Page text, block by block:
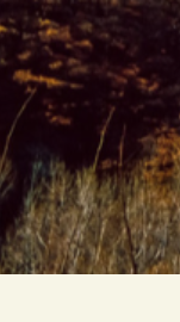
Aller
au
contenu